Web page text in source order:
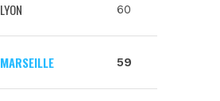
LYON 60
MARSEILLE 59